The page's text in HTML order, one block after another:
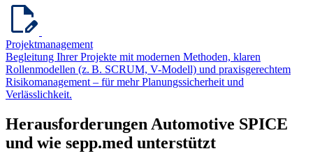
Projektmanagement
Begleitung Ihrer Projekte mit modernen Methoden, klaren
Rollenmodellen (z. B. SCRUM, V-Modell) und praxisgerechtem
Risikomanagement – für mehr Planungssicherheit und
Verlässlichkeit.
Herausforderungen Automotive SPICE
und wie sepp.med unterstützt